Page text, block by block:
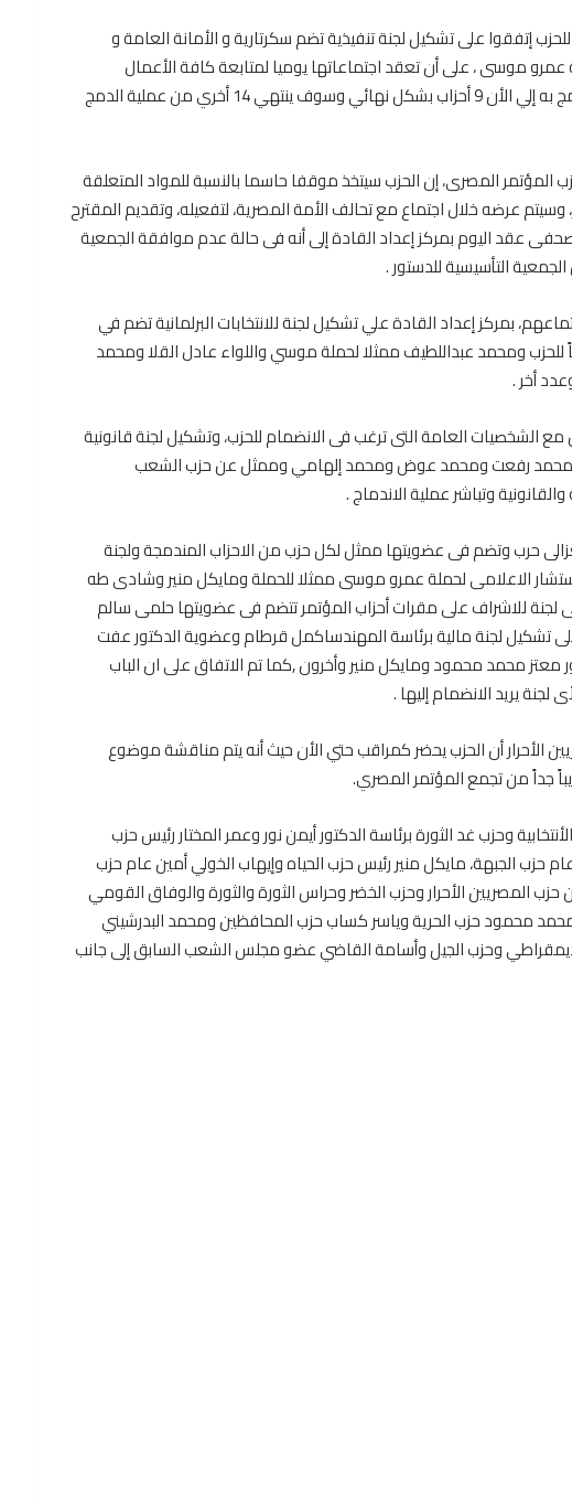
إتفقوا على تشكيل لجنة تنفيذية تضم سكرتارية و الأمانة العامة و
موسى ، على أن تعقد اجتماعاتها يوميا لمتابعة كافة الأعمال
المرتبطة باندماج أحزاب جديدة للحزب الذي إندمج به إلي الأن 9 أحزاب بشكل نهائي وسوف ينتهي 14 أخري من عملية الدمج
المؤتمر المصرى، إن الحزب سيتخذ موقفا حاسما بالنسبة للمواد المتعلقة
وسيتم عرضه خلال اجتماع مع تحالف الأمة المصرية، لتفعيله، وتقديم المقترح
عقد اليوم بمركز إعداد القادة إلى أنه فى حالة عدم موافقة الجمعية
التأسيسية للدستور .
بمركز إعداد القادة علي تشكيل لجنة للانتخابات البرلمانية تضم في
للحزب ومحمد عبداللطيف ممثلا لحملة موسي واللواء عادل القلا ومحمد
أخر .
الشخصيات العامة التى ترغب فى الانضمام للحزب، وتشكيل لجنة قانونية
ومحمد رفعت ومحمد عوض ومحمد إلهامي وممثل عن حزب الشعب
وتباشر عملية الاندماج .
حرب وتضم فى عضويتها ممثل لكل حزب من الاحزاب المندمجة ولجنة
الاعلامى لحملة عمرو موسى ممثلا للحملة ومايكل منير وشادى طه
لجنة للاشراف على مقرات أحزاب المؤتمر تتضم فى عضويتها حلمى سالم
تشكيل لجنة مالية برئاسة المهندساكمل قرطام وعضوية الدكتور عفت
معتز محمد محمود ومايكل منير وأخرون ,كما تم الاتفاق على ان الباب
يريد الانضمام إليها .
الأحرار أن الحزب يحضر كمراقب حتي الأن حيث أنه يتم مناقشة موضوع
جداً من تجمع المؤتمر المصري.
وحزب غد الثورة برئاسة الدكتور أيمن نور وعمر المختار رئيس حزب
حزب الجبهة، مايكل منير رئيس حزب الحياه وإيهاب الخولي أمين عام حزب
المصريين الأحرار وحزب الخضر وحراس الثورة والثورة والوفاق القومي
محمود حزب الحرية وياسر كساب حزب المحافظين ومحمد البدرشيني
وحزب الجيل وأسامة القاضي عضو مجلس الشعب السابق إلى جانب